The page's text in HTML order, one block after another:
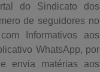
do Sindicato dos
de seguidores no
Informativos aos
WhatsApp, por
envia matérias aos